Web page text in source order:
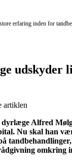
erfaring inden for
udskyder
artiklen
dyrlæge Alfred
Nu skal han
omkring